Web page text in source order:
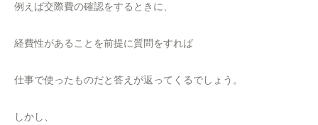
例えば交際費の確認をするときに、
経費性があることを前提に質問をすれば
仕事で使ったものだと答えが返ってくるでしょう。
しかし、